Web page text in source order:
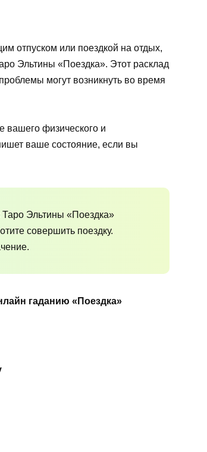
отпуском или поездкой на отдых,
Эльтины «Поездка». Этот расклад
могут возникнуть во время
вашего физического и
ваше состояние, если вы
Таро Эльтины «Поездка»
совершить поездку.
гаданию «Поездка»